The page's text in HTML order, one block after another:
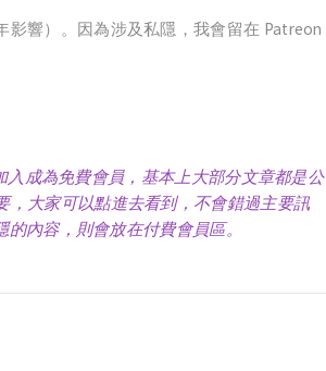
響）。因為涉及私隱，我會留在 Patreon
成為免費會員，基本上大部分文章都是公
，大家可以點進去看到，不會錯過主要訊
內容，則會放在付費會員區。